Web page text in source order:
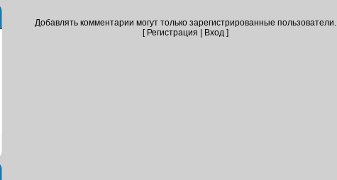
Добавлять комментарии могут только зарегистрированные пользователи.
[ Регистрация Вход]